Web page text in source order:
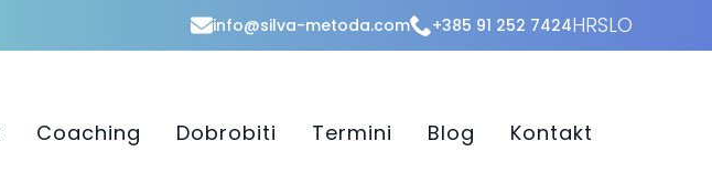
info@silva-metoda.com +385 91 252 7424HRSLO
Coaching Dobrobiti Termini Blog Kontakt